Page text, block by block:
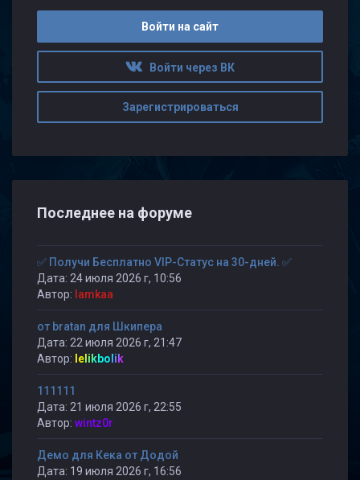
Войти на сайт
Войти через ВК
Зарегистрироваться
Последнее на форуме
✅ Получи Бесплатно VIP-Статус на 30-дней. ✅
Дата: 24 июля 2026 г, 10:56
Автор: lamkaa
от bratan для Шкипера
Дата: 22 июля 2026 г, 21:47
Автор: lelikbolik
111111
Дата: 21 июля 2026 г, 22:55
Автор: wintz0r
Демо для Кека от Додой
Дата: 19 июля 2026 г, 16:56